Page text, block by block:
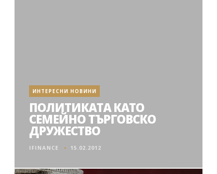
ИНТЕРЕСНИ НОВИНИ
ПОЛИТИКАТА КАТО
СЕМЕЙНО ТЪРГОВСКО
ДРУЖЕСТВО
IFINANCE 15.02.2012